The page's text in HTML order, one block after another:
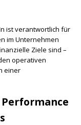
ist verantwortlich für
im Unternehmen
Ziele sind –
operativen
einer